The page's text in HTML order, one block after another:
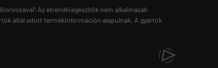
Az étrendkiegészítők nem alkalmasak
által adott termékinformáción alapulnak. A gyártók